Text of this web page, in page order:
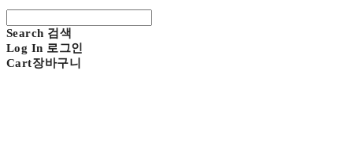
Search 검색
Log In 로그인
Cart장바구니